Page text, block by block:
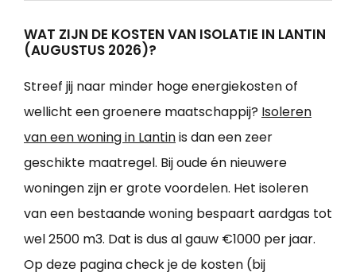
WAT ZIJN DE KOSTEN VAN ISOLATIE IN LANTIN
(AUGUSTUS 2026)?
Streef jij naar minder hoge energiekosten of
wellicht een groenere maatschappij? Isoleren
van een woning in Lantinis dan een zeer
geschikte maatregel. Bij oude én nieuwere
woningen zijn er grote voordelen. Het isoleren
van een bestaande woning bespaart aardgas tot
wel 2500 m3. Dat is dus al gauw €1000 per jaar.
Op deze pagina check je de kosten (bij